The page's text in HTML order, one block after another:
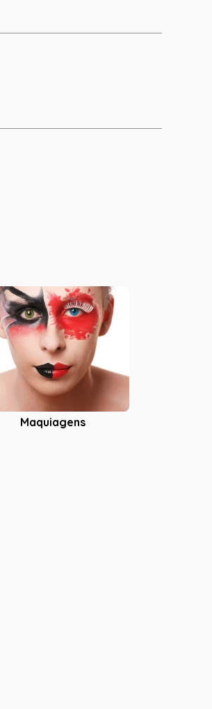
Maquiagens